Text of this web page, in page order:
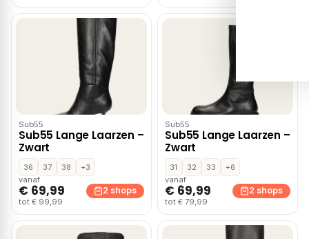
Sub55
Sub55 Lange Laarzen –
Zwart
36 37 38
+3
vanaf
€ 69,99
tot € 99,99
2 shops
Sub55
Sub55 Lange Laarzen –
Zwart
31 32 33
+6
vanaf
€ 69,99
tot € 79,99
2 shops